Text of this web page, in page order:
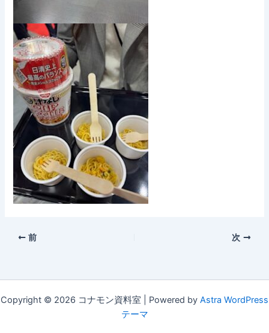
前 次
Copyright © 2026 コナモン資料室 | Powered by Astra WordPress
テーマ